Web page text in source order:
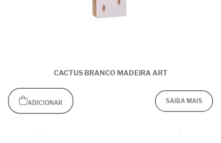
CACTUS BRANCO MADEIRA ART
ADICIONAR SAIBA MAIS